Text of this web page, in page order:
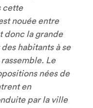
cette
nouée entre
donc la grande
habitants à se
Le
nées de
en
par la ville